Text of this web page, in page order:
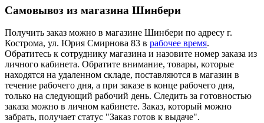
Самовывоз из магазина Шинбери
Получить заказ можно в магазине Шинбери по адресу г.
Кострома, ул. Юрия Смирнова 83 в рабочее время.
Обратитесь к сотруднику магазина и назовите номер заказа из
личного кабинета. Обратите внимание, товары, которые
находятся на удаленном складе, поставляются в магазин в
течение рабочего дня, а при заказе в конце рабочего дня,
только на следующий рабочий день. Следить за готовностью
заказа можно в личном кабинете. Заказ, который можно
забрать, получает статус "Заказ готов к выдаче".